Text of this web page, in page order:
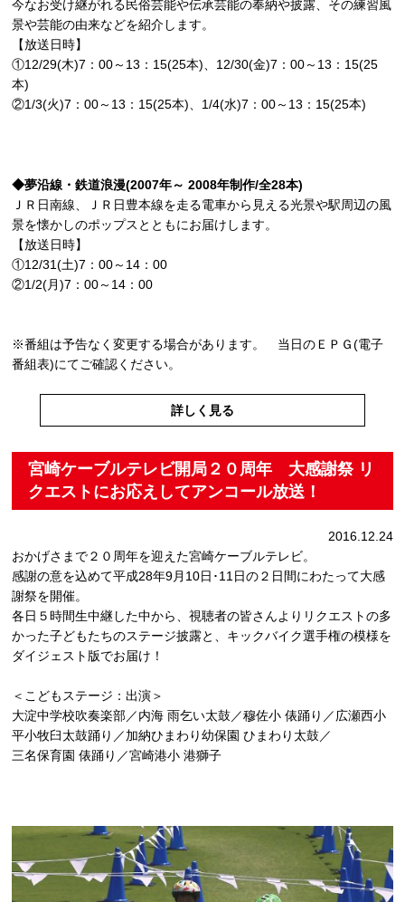
今なお受け継がれる民俗芸能や伝承芸能の奉納や披露、その練習風
景や芸能の由来などを紹介します。
【放送日時】
①12/29(木)7：00～13：15(25本)、12/30(金)7：00～13：15(25
本)
②1/3(火)7：00～13：15(25本)、1/4(水)7：00～13：15(25本)
◆夢沿線・鉄道浪漫(2007年～ 2008年制作/全28本)
ＪＲ日南線、ＪＲ日豊本線を走る電車から見える光景や駅周辺の風
景を懐かしのポップスとともにお届けします。
【放送日時】
①12/31(土)7：00～14：00
②1/2(月)7：00～14：00
※番組は予告なく変更する場合があります。 当日のＥＰＧ(電子
番組表)にてご確認ください。
詳しく見る
宮崎ケーブルテレビ開局２０周年 大感謝祭 リ
クエストにお応えしてアンコール放送！
2016.12.24
おかげさまで２０周年を迎えた宮崎ケーブルテレビ。
感謝の意を込めて平成28年9月10日･11日の２日間にわたって大感
謝祭を開催。
各日５時間生中継した中から、視聴者の皆さんよりリクエストの多
かった子どもたちのステージ披露と、キックバイク選手権の模様を
ダイジェスト版でお届け！
＜こどもステージ：出演＞
大淀中学校吹奏楽部／内海 雨乞い太鼓／穆佐小 俵踊り／広瀬西小
平小牧臼太鼓踊り／加納ひまわり幼保園 ひまわり太鼓／
三名保育園 俵踊り／宮崎港小 港獅子